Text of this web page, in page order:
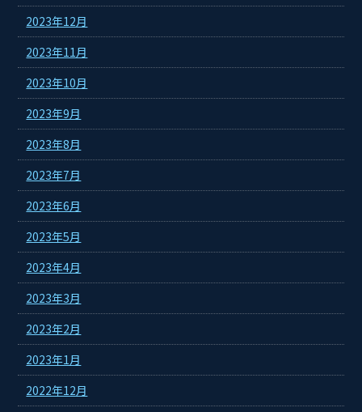
2023年12月
2023年11月
2023年10月
2023年9月
2023年8月
2023年7月
2023年6月
2023年5月
2023年4月
2023年3月
2023年2月
2023年1月
2022年12月